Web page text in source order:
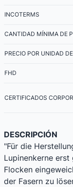
INCOTERMS
CANTIDAD MÍNIMA DE
PRECIO POR UNIDAD
FHD
CERTIFICADOS
DESCRIPCIÓN
"Für die
Lupinenkerne
Flocken
der Fasern zu